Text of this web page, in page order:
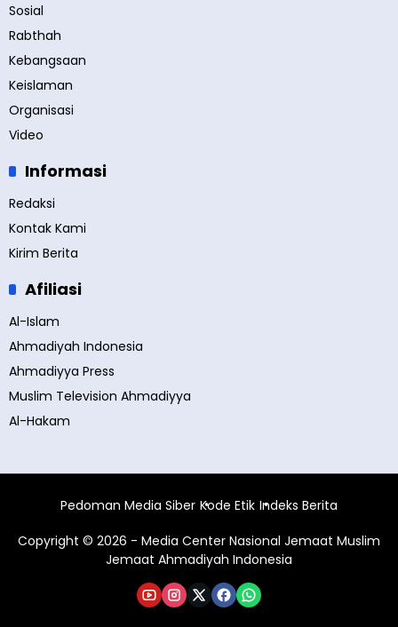
Sosial
Rabthah
Kebangsaan
Keislaman
Organisasi
Video
Informasi
Redaksi
Kontak Kami
Kirim Berita
Afiliasi
Al-Islam
Ahmadiyah Indonesia
Ahmadiyya Press
Muslim Television Ahmadiyya
Al-Hakam
Pedoman Media Siber Kode Etik Indeks Berita
Copyright © 2026 - Media Center Nasional Jemaat Muslim
Jemaat Ahmadiyah Indonesia